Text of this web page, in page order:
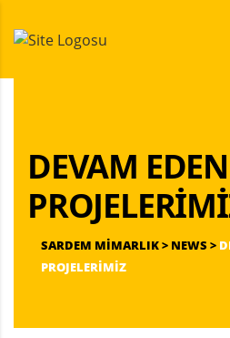
DEVAM EDEN
SARDEM MİMARLIK> NEWS >
PROJELERIMIZ